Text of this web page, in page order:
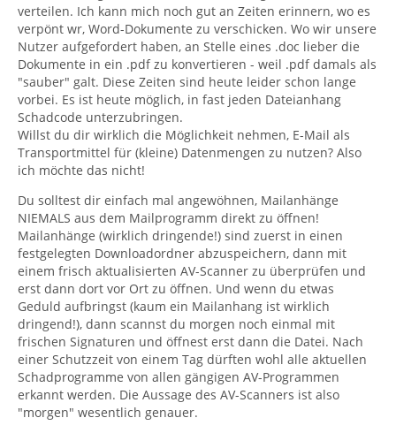
verteilen. Ich kann mich noch gut an Zeiten erinnern, wo es
verpönt wr, Word-Dokumente zu verschicken. Wo wir unsere
Nutzer aufgefordert haben, an Stelle eines .doc lieber die
Dokumente in ein .pdf zu konvertieren - weil .pdf damals als
"sauber" galt. Diese Zeiten sind heute leider schon lange
vorbei. Es ist heute möglich, in fast jeden Dateianhang
Schadcode unterzubringen.
Willst du dir wirklich die Möglichkeit nehmen, E-Mail als
Transportmittel für (kleine) Datenmengen zu nutzen? Also
ich möchte das nicht!
Du solltest dir einfach mal angewöhnen, Mailanhänge
NIEMALS aus dem Mailprogramm direkt zu öffnen!
Mailanhänge (wirklich dringende!) sind zuerst in einen
festgelegten Downloadordner abzuspeichern, dann mit
einem frisch aktualisierten AV-Scanner zu überprüfen und
erst dann dort vor Ort zu öffnen. Und wenn du etwas
Geduld aufbringst (kaum ein Mailanhang ist wirklich
dringend!), dann scannst du morgen noch einmal mit
frischen Signaturen und öffnest erst dann die Datei. Nach
einer Schutzzeit von einem Tag dürften wohl alle aktuellen
Schadprogramme von allen gängigen AV-Programmen
erkannt werden. Die Aussage des AV-Scanners ist also
"morgen" wesentlich genauer.